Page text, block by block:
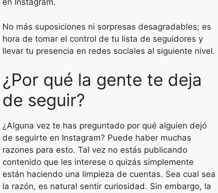
en Instagram.
No más suposiciones ni sorpresas desagradables; es
hora de tomar el control de tu lista de seguidores y
llevar tu presencia en redes sociales al siguiente nivel.
¿Por qué la gente te deja
de seguir?
¿Alguna vez te has preguntado por qué alguien dejó
de seguirte en Instagram? Puede haber muchas
razones para esto. Tal vez no estás publicando
contenido que les interese o quizás simplemente
están haciendo una limpieza de cuentas. Sea cual sea
la razón, es natural sentir curiosidad. Sin embargo, la